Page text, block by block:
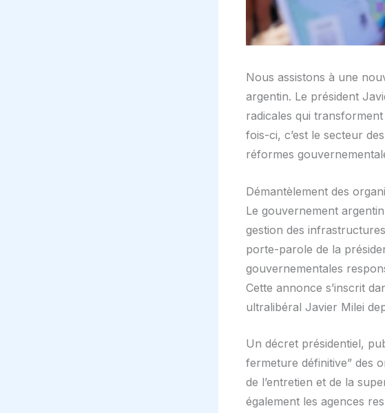
Nous assistons à une
argentin. Le président
radicales qui
fois-ci, c’est le secteur
réformes
Démantèlement des
Le gouvernement
gestion des
porte-parole de la
gouvernementales
Cette annonce s’inscrit
ultralibéral Javier Milei
Un décret présidentiel,
fermeture définitive” des
de l’entretien et de la
également les agences